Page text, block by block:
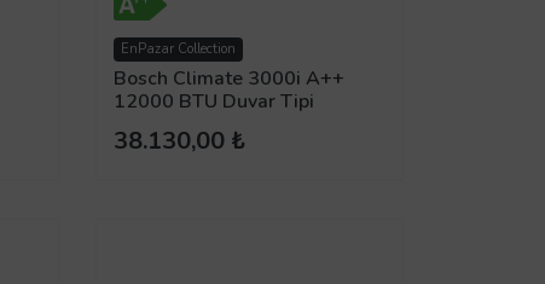
EnPazarCollection
Bosch Climate 3000i A++
12000 BTU Duvar Tipi
38.130,00 ₺